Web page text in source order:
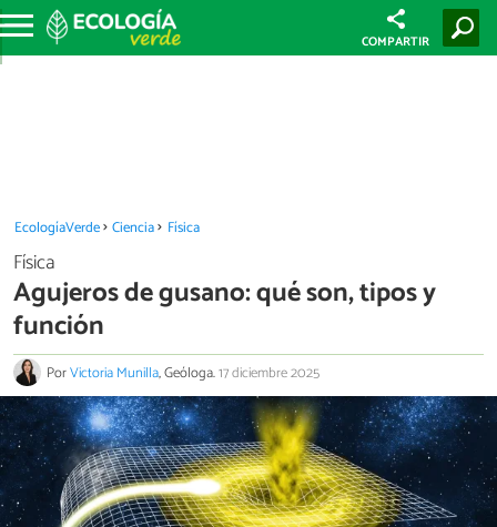
COMPARTIR
EcologíaVerde Ciencia Física
Física
Agujeros de gusano: qué son, tipos y
función
PorVictoria Munilla, Geóloga.17 diciembre 2025